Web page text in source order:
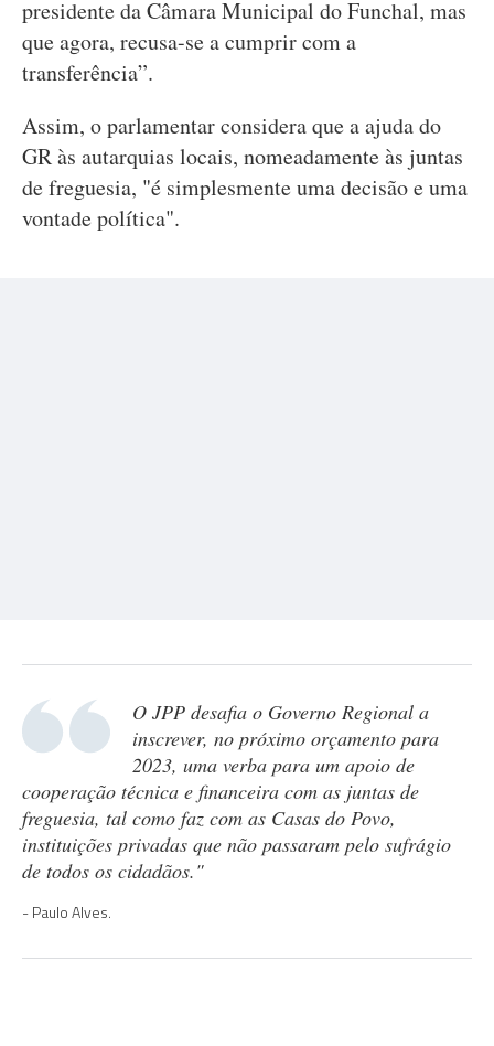
presidente da Câmara Municipal do Funchal, mas
que agora, recusa-se a cumprir com a
transferência”.
Assim, o parlamentar considera que a ajuda do
GR às autarquias locais, nomeadamente às juntas
de freguesia, "é simplesmente uma decisão e uma
vontade política".
O JPP desafia o Governo Regional a
inscrever, no próximo orçamento para
2023, uma verba para um apoio de
cooperação técnica e financeira com as juntas de
freguesia, tal como faz com as Casas do Povo,
instituições privadas que não passaram pelo sufrágio
de todos os cidadãos."
Paulo Alves.